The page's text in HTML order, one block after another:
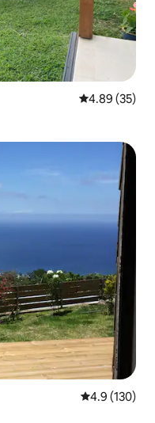
レビュー35
4.89 (35)
レビュー130
4.9 (130)